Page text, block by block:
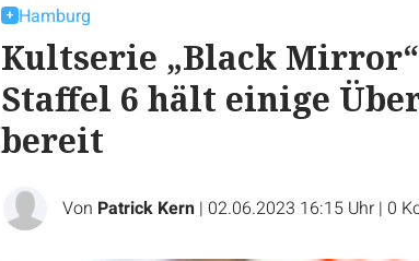
Hamburg
Kultserie „Black
Staffel 6 hält einige
bereit
Von Patrick Kern | 02.06.2023 16:15 Uhr | 0